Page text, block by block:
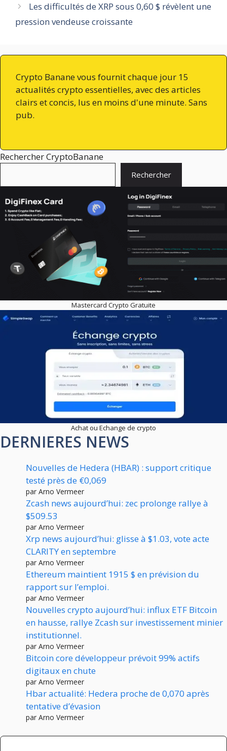
Les difficultés de XRP sous 0,60 $ révèlent une
pression vendeuse croissante
Crypto Banane vous fournit chaque jour 15
actualités crypto essentielles, avec des articles
clairs et concis, lus en moins d'une minute. Sans
pub.
Rechercher CryptoBanane
Rechercher
Mastercard Crypto Gratuite
Achat ou Echange de crypto
DERNIERES NEWS
Nouvelles de Hedera (HBAR) : support critique
testé près de €0,069
par Arno Vermeer
Zcash news aujourd’hui: zec prolonge rallye à
$509.53
par Arno Vermeer
Xrp news aujourd’hui: glisse à $1.03, vote acte
CLARITY en septembre
par Arno Vermeer
Ethereum maintient 1915 $ en prévision du
rapport sur l’emploi.
par Arno Vermeer
Nouvelles crypto aujourd’hui: influx ETF Bitcoin
en hausse, rallye Zcash sur investissement minier
institutionnel.
par Arno Vermeer
Bitcoin core développeur prévoit 99% actifs
digitaux en chute
par Arno Vermeer
Hbar actualité: Hedera proche de 0,070 après
tentative d’évasion
par Arno Vermeer